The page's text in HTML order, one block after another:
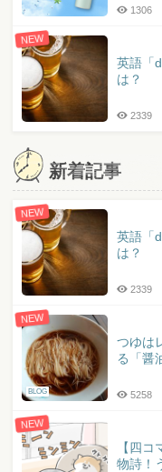
1306
NEW
英語「
は？
2339
新着記事
NEW
英語「
は？
2339
NEW
BLOG
つゆは
る「醤
5258
NEW
【四
物詩！